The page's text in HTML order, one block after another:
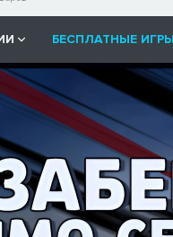
БЕСПЛАТНЫЕ ИГРЫ